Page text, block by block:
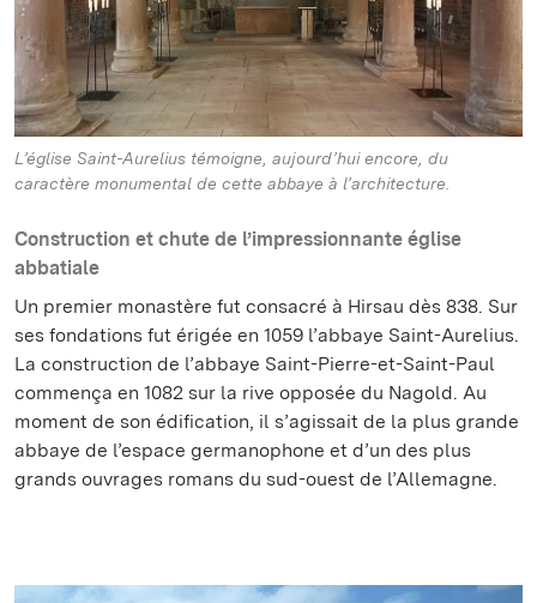
L’église Saint-Aurelius témoigne, aujourd’hui encore, du
caractère monumental de cette abbaye à l’architecture.
Construction et chute de l’impressionnante église
abbatiale
Un premier monastère fut consacré à Hirsau dès 838. Sur
ses fondations fut érigée en 1059 l’abbaye Saint-Aurelius.
La construction de l’abbaye Saint-Pierre-et-Saint-Paul
commença en 1082 sur la rive opposée du Nagold. Au
moment de son édification, il s’agissait de la plus grande
abbaye de l’espace germanophone et d’un des plus
grands ouvrages romans du sud-ouest de l’Allemagne.